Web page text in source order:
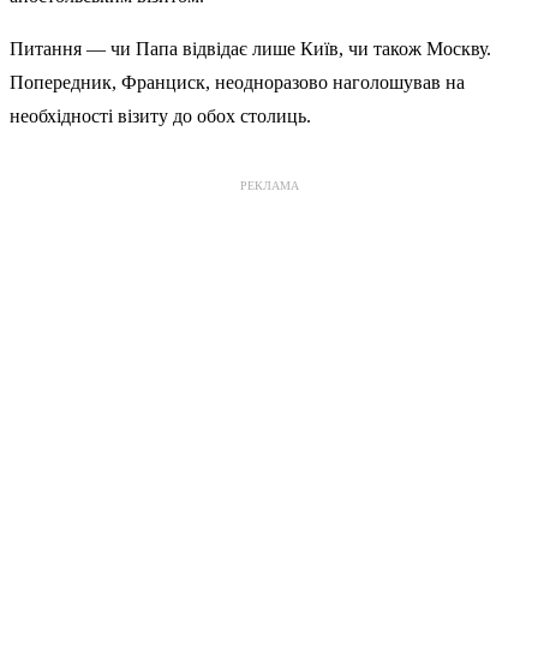
Питання — чи Папа відвідає лише Київ, чи також Москву.
Попередник, Франциск, неодноразово наголошував на
необхідності візиту до обох столиць.
РЕКЛАМА